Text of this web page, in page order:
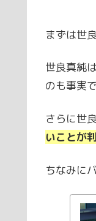
まずは世
世良真純
のも事実で
さらに世
いことが
ちなみに